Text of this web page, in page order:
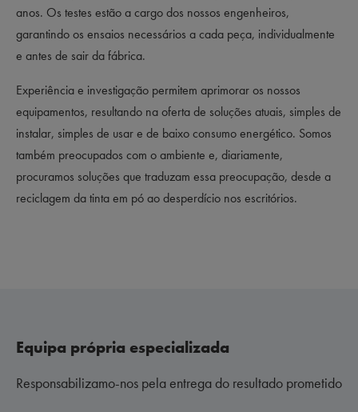
anos. Os testes estão a cargo dos nossos engenheiros,
garantindo os ensaios necessários a cada peça, individualmente
e antes de sair da fábrica.
Experiênciae investigação permitem aprimorar os nossos
equipamentos, resultando na oferta de soluções atuais, simples de
instalar, simples de usar e de baixo consumo energético. Somos
também preocupados com o ambiente e, diariamente,
procuramos soluções que traduzam essa preocupação, desde a
reciclagem da tinta em pó ao desperdício nos escritórios.
Equipa própria especializada
Responsabilizamo-nos pela entrega do resultado prometido